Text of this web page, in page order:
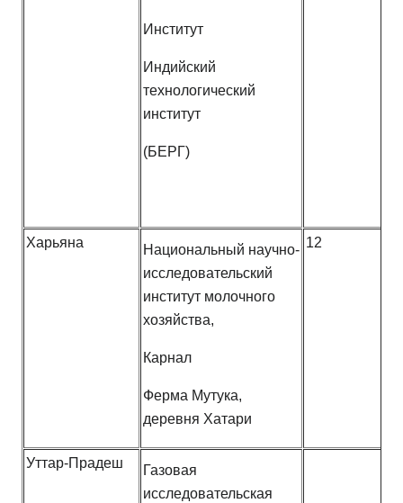
Институт
Индийский
технологический
институт
(БЕРГ)
Харьяна
Национальный научно-
исследовательский
институт молочного
хозяйства,
Карнал
Ферма Мутука,
деревня Хатари
12
Уттар-Прадеш
Газовая
исследовательская